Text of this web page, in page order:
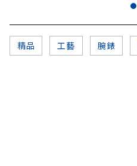
精品 工藝 腕錶